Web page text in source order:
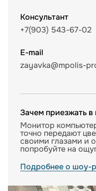
Консультант
+7(903) 543-67-02
E-mail
zayavka@mpolis-
Зачем приезжать
Монитор
точно передают
своими глазами и
попробуйте на
Подробнее о шоу-